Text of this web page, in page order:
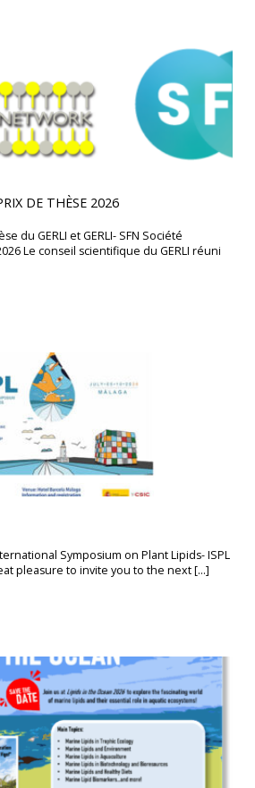
DE THÈSE 2026
du GERLI et GERLI- SFN Société
Le conseil scientifique du GERLI réuni
Symposium on Plant Lipids- ISPL
pleasure to invite you to the next […]